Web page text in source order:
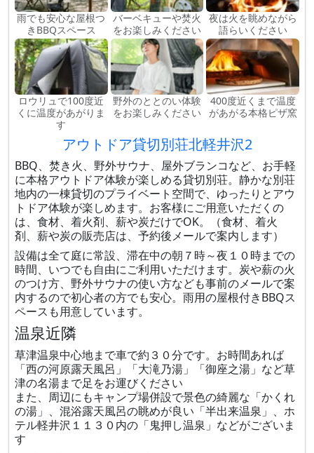
雨でも安心な屋根つ
きBBQスペース
バーベキューや焚火
をお楽しみください
夜は火を眺めながら
語らいください
ロウリュで100度近
くに温度があがりま
す
野外のととのい体験
をお楽しみください
400度近くまで温度
があがる本格ピザ窯
アウトドア貸切別荘北軽井沢2
BBQ、焚き火、野外サウナ、屋外ブランコなど、お手軽
に本格アウトドア体験が楽しめる貸切別荘。静かな別荘
地内の一棟貸切のプライベート空間で、ゆったりとアウ
トドア体験が楽しめます。お客様にご用意いただくの
は、食材、着火剤、薪や炭だけでOK。（食材、着火
剤、薪や炭の販売店は、予約後メールで案内します）
設備は全て庭に常設、滞在中の朝７時～夜１０時までの
時間、いつでも自由にご利用いただけます。炭や薪の火
のつけ方、野外サウナの使い方なども事前のメールで案
内するので初心者の方でも安心。雨用の屋根付きBBQス
ペースも用意しています。
温泉近隣
草津温泉中心地まで車で約３０分です。お時間あれば
「西の河原露天風呂」「大滝乃湯」「御座之湯」など草
津の名湯まで足をお運びください
また、周辺にもキャンプ場併設で景色の綺麗な「かくれ
の湯」、混浴露天風呂の眺めが良い「半出来温泉」、ホ
テル軽井沢１１３０内の「鬼押し温泉」などがございま
す